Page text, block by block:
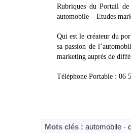
Rubriques du Portail
automobile – Etudes
Qui est le créateur du
sa passion de
marketing auprès de
Téléphone Portable : 06
Mots clés : automobile -